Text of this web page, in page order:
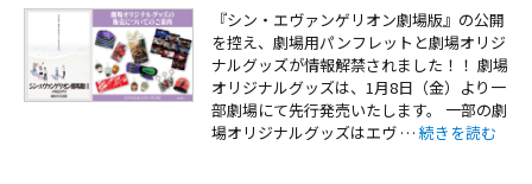
『シン・エヴァンゲリオン劇場版』の公開
を控え、劇場用パンフレットと劇場オリジ
ナルグッズが情報解禁されました！！ 劇場
オリジナルグッズは、1月8日（金）より一
部劇場にて先行発売いたします。 一部の劇
場オリジナルグッズはエヴ … “【お知らせ・
続きを読む